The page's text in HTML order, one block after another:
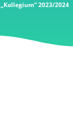
„Kollegium“ 2023/2024